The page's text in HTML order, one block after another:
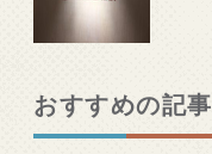
おすすめの記事